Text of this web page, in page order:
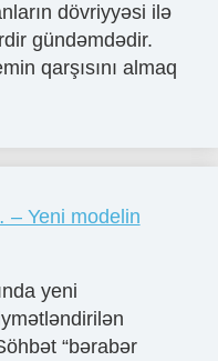
dövriyyəsi ilə
gündəmdədir.
qarşısını almaq
– Yeni modelin
yeni
“bərabər